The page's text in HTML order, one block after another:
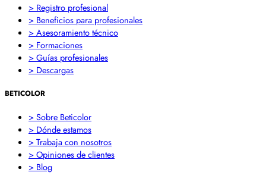
> Registro profesional
> Beneficios para profesionales
> Asesoramiento técnico
> Formaciones
> Guías profesionales
> Descargas
BETICOLOR
> Sobre Beticolor
> Dónde estamos
> Trabaja con nosotros
> Opiniones de clientes
> Blog